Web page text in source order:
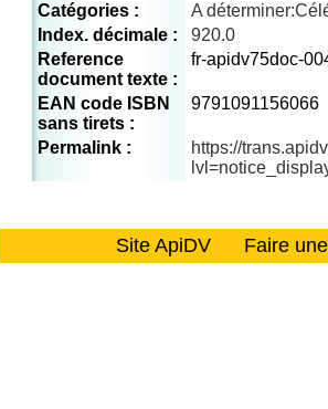
Catégories :
A
Index. décimale :
920.0
Reference
document texte :
fr-apidv75doc-
EAN code ISBN
sans tirets :
9791091156066
Permalink :
https://
Site ApiDV Faire